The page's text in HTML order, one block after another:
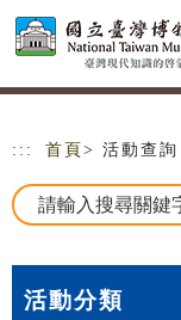
跳到主要內容
網站導覽
::: 首頁 > 活動查詢
活動分類